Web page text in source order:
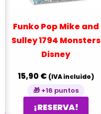
Funko Pop Mike and
Sulley 1794 Monsters
Disney
15,90 € (IVA incluido)
🎁 +16 puntos
¡RESERVA!